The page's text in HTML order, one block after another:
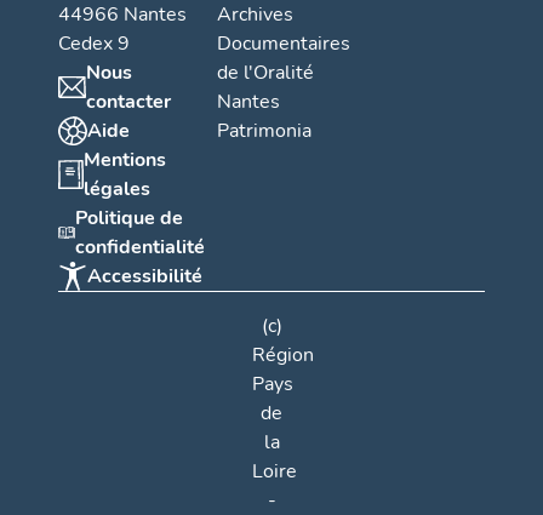
44966 Nantes
Cedex 9
Nous
contacter
Aide
Mentions
légales
Politique de
confidentialité
Accessibilité
Archives
Documentaires
de l'Oralité
Nantes
Patrimonia
(c)
Région
Pays
de
la
Loire
-